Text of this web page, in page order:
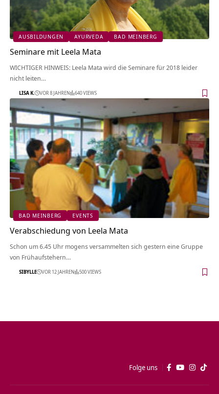
AUSBILDUNGEN AYURVEDA BAD MEINBERG
Seminare mit Leela Mata
WICHTIGER HINWEIS: Leela Mata wird die Seminare für 2018 leider
nicht leiten…
LISA K. VOR 8 JAHREN 640 VIEWS
BAD MEINBERG EVENTS
Verabschiedung von Leela Mata
Schon um 6.45 Uhr mogens versammelten sich gestern eine Gruppe
von Frühaufstehern…
SIBYLLE VOR 12 JAHREN 500 VIEWS
Folge uns